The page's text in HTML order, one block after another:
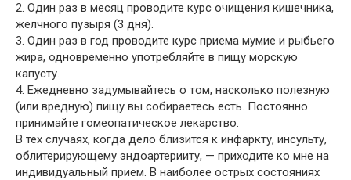
2. Один раз в месяц проводите курс очищения кишечника,
желчного пузыря (3 дня).
3. Один раз в год проводите курс приема мумие и рыбьего
жира, одновременно употребляйте в пищу морскую
капусту.
4. Ежедневно задумывайтесь о том, насколько полезную
(или вредную) пищу вы собираетесь есть. Постоянно
принимайте гомеопатическое лекарство.
В тех случаях, когда дело близится к инфаркту, инсульту,
облитерирующему эндоартерииту, — приходите ко мне на
индивидуальный прием. В наиболее острых состояниях